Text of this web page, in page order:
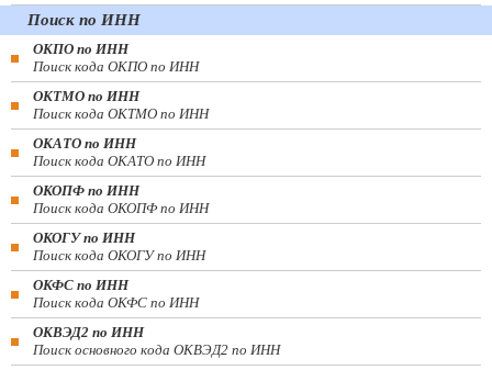
Поиск по ИНН
ОКПО по ИНН
Поиск кода ОКПО по ИНН
ОКТМО по ИНН
Поиск кода ОКТМО по ИНН
ОКАТО по ИНН
Поиск кода ОКАТО по ИНН
ОКОПФ по ИНН
Поиск кода ОКОПФ по ИНН
ОКОГУ по ИНН
Поиск кода ОКОГУ по ИНН
ОКФС по ИНН
Поиск кода ОКФС по ИНН
ОКВЭД2 по ИНН
Поиск основного кода ОКВЭД2 по ИНН